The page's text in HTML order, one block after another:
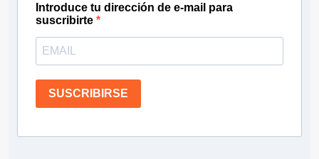
Introduce tu dirección de e-mail para
suscribirte
SUSCRIBIRSE